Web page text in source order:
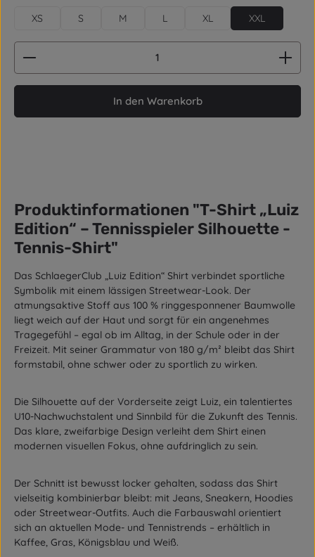
XS S M L XL XXL
Produkt Anzahl: Gib den gewünschten Wert
In den Warenkorb
Produktinformationen "T-Shirt „Luiz
Edition“ – Tennisspieler Silhouette -
Tennis-Shirt"
Das SchlaegerClub „Luiz Edition“ Shirt verbindet sportliche
Symbolik mit einem lässigen Streetwear-Look. Der
atmungsaktive Stoff aus 100 % ringgesponnener Baumwolle
liegt weich auf der Haut und sorgt für ein angenehmes
Tragegefühl – egal ob im Alltag, in der Schule oder in der
Freizeit. Mit seiner Grammatur von 180 g/m² bleibt das Shirt
formstabil, ohne schwer oder zu sportlich zu wirken.
Die Silhouette auf der Vorderseite zeigt Luiz, ein talentiertes
U10-Nachwuchstalent und Sinnbild für die Zukunft des Tennis.
Das klare, zweifarbige Design verleiht dem Shirt einen
modernen visuellen Fokus, ohne aufdringlich zu sein.
Der Schnitt ist bewusst locker gehalten, sodass das Shirt
vielseitig kombinierbar bleibt: mit Jeans, Sneakern, Hoodies
oder Streetwear-Outfits. Auch die Farbauswahl orientiert
sich an aktuellen Mode- und Tennistrends – erhältlich in
Kaffee, Gras, Königsblau und Weiß.